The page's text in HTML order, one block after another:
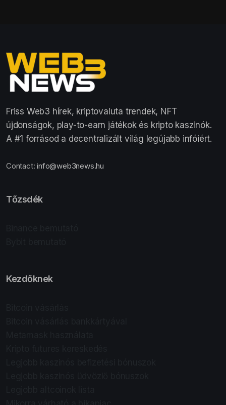
Friss Web3 hírek, kriptovaluta trendek, NFT
újdonságok, play-to-earn játékok és kripto kaszinók.
A #1 forrásod a decentralizált világ legújabb infóiért.
Contact:info@web3news.hu
Tőzsdék
Kezdőknek